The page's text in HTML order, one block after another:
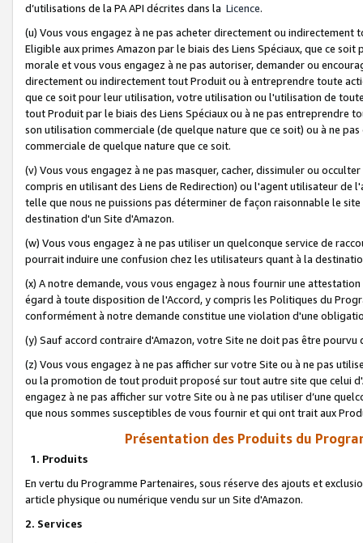
d’utilisations de la PA API décrites dans la Licence.
(u) Vous vous engagez à ne pas acheter directement ou
Eligible aux primes Amazon par le biais des Liens Spéciaux, que ce
morale et vous vous engagez à ne pas autoriser, demander ou
directement ou indirectement tout Produit ou à entreprendre toute
que ce soit pour leur utilisation, votre utilisation ou l'utilisation de
tout Produit par le biais des Liens Spéciaux ou à ne pas entreprendre
son utilisation commerciale (de quelque nature que ce soit) ou à ne
commerciale de quelque nature que ce soit.
(v) Vous vous engagez à ne pas masquer, cacher, dissimuler ou
compris en utilisant des Liens de Redirection) ou l'agent utilisateur
telle que nous ne puissions pas déterminer de façon raisonnable le
destination d'un Site d'Amazon.
(w) Vous vous engagez à ne pas utiliser un quelconque service de
pourrait induire une confusion chez les utilisateurs quant à la
(x) A notre demande, vous vous engagez à nous fournir une
égard à toute disposition de l'Accord, y compris les Politiques du
conformément à notre demande constitue une violation d'une
(y) Sauf accord contraire d'Amazon, votre Site ne doit pas être
(z) Vous vous engagez à ne pas afficher sur votre Site ou à ne pas
ou la promotion de tout produit proposé sur tout autre site que celui
engagez à ne pas afficher sur votre Site ou à ne pas utiliser d’une
que nous sommes susceptibles de vous fournir et qui ont trait aux
Présentation des Produits du
1. Produits
En vertu du Programme Partenaires, sous réserve des ajouts et
article physique ou numérique vendu sur un Site d'Amazon.
2. Services